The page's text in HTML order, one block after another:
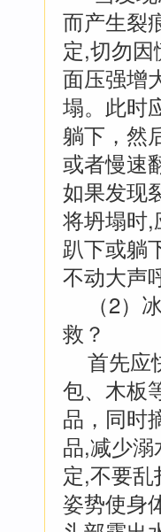
而产生裂
定,切勿
面压强增
塌。此时
躺下，然
或者慢速
如果发现
将坍塌时,
趴下或躺
不动大声
（2）
救？
首先应
包、木板
品，同时
品,减少
定,不要
姿势使身